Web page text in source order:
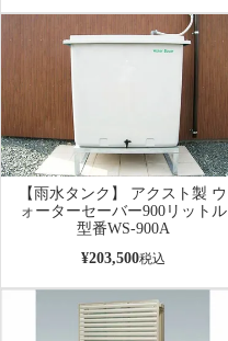
【雨水タンク】 アクスト製 ウ
ォーターセーバー900リットル
型番WS-900A
¥203,500税込